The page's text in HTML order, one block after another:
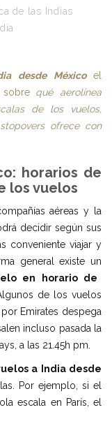
de las Indias
desde México el
sobre qué aerolínea
de los vuelos,
ofrece con
horarios de
los vuelos
aéreas y la
decidir según sus
conveniente viajar y
general existe un
en horario de
de los vuelos
Emirates despega
incluso pasada la
a las 21.45h pm.
a India desde
Por ejemplo, si el
escala en París, el